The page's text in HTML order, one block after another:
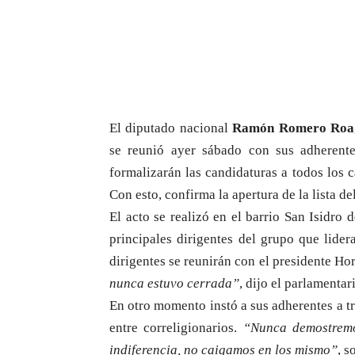
El diputado nacionalRamón Romero Roa
se reunió ayer sábado con sus
formalizarán las candidaturas a todos los
Con esto, confirma la apertura de la lista
El acto se realizó en el barrio San Isidro
principales dirigentes del grupo que
dirigentes se reunirán con el presidente
nunca estuvo cerrada”, dijo el
En otro momento instó a sus adherentes a
entre correligionarios. “Nunca
indiferencia, no caigamos en los mismo”,